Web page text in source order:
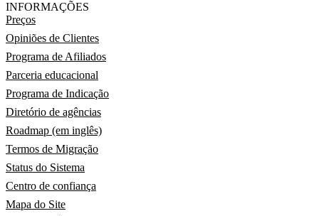
INFORMAÇÕES
Preços
Opiniões de Clientes
Programa de Afiliados
Parceria educacional
Programa de Indicação
Diretório de agências
Roadmap (em inglês)
Termos de Migração
Status do Sistema
Centro de confiança
Mapa do Site